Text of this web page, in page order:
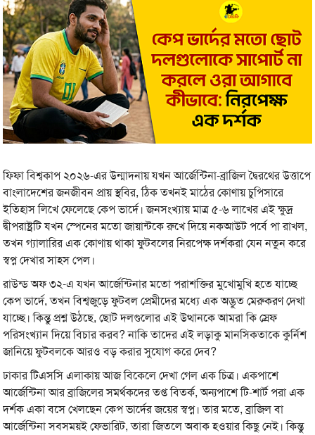
ফিফা বিশ্বকাপ ২০২৬-এর উন্মাদনায় যখন আর্জেন্টিনা-ব্রাজিল দ্বৈরথের উত্তাপে
বাংলাদেশের জনজীবন প্রায় স্থবির, ঠিক তখনই মাঠের কোণায় চুপিসারে
ইতিহাস লিখে ফেলেছে কেপ ভার্দে। জনসংখ্যায় মাত্র ৫-৬ লাখের এই ক্ষুদ্র
দ্বীপরাষ্ট্রটি যখন স্পেনের মতো জায়ান্টকে রুখে দিয়ে নকআউট পর্বে পা রাখল,
তখন গ্যালারির এক কোণায় থাকা ফুটবলের নিরপেক্ষ দর্শকরা যেন নতুন করে
স্বপ্ন দেখার সাহস পেল।
রাউন্ড অফ ৩২-এ যখন আর্জেন্টিনার মতো পরাশক্তির মুখোমুখি হতে যাচ্ছে
কেপ ভার্দে, তখন বিশ্বজুড়ে ফুটবল প্রেমীদের মধ্যে এক অদ্ভুত মেরুকরণ দেখা
যাচ্ছে। কিন্তু প্রশ্ন উঠছে, ছোট দলগুলোর এই উত্থানকে আমরা কি স্রেফ
পরিসংখ্যান দিয়ে বিচার করব? নাকি তাদের এই লড়াকু মানসিকতাকে কুর্নিশ
জানিয়ে ফুটবলকে আরও বড় করার সুযোগ করে দেব?
ঢাকার টিএসসি এলাকায় আজ বিকেলে দেখা গেল এক চিত্র। একপাশে
আর্জেন্টিনা আর ব্রাজিলের সমর্থকদের তপ্ত বিতর্ক, অন্যপাশে টি-শার্ট পরা এক
দর্শক একা বসে খেলছেন কেপ ভার্দের জয়ের স্বপ্ন। তার মতে, ব্রাজিল বা
আর্জেন্টিনা সবসময়ই ফেভারিট, তারা জিতলে অবাক হওয়ার কিছু নেই। কিন্তু